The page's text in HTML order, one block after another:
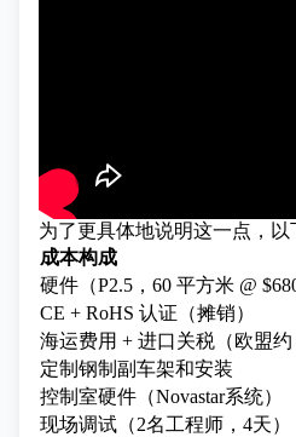
为了更具体地说明这一点，
成本构成
硬件（P2.5，60 平方米 @
CE + RoHS 认证（摊销）
海运费用 + 进口关税（欧盟约
定制钢制副车架和安装
控制室硬件（Novastar系统）
现场调试（2名工程师，4天）